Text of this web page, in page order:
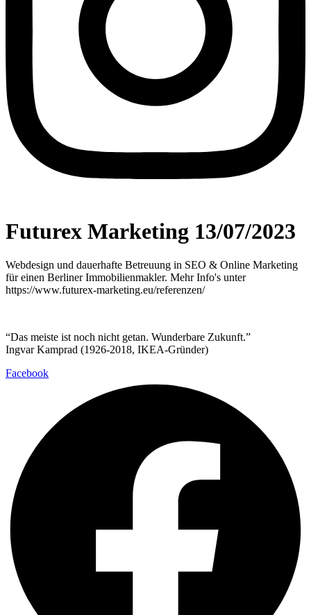
Futurex Marketing 13/07/2023
Webdesign und dauerhafte Betreuung in SEO & Online Marketing
für einen Berliner Immobilienmakler. Mehr Info's unter
https://www.futurex-marketing.eu/referenzen/
“Das meiste ist noch nicht getan. Wunderbare Zukunft.”
Ingvar Kamprad (1926-2018, IKEA-Gründer)
Facebook